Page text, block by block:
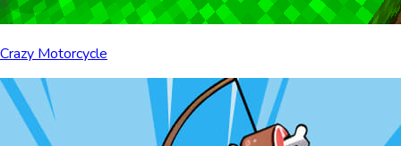
Crazy Motorcycle